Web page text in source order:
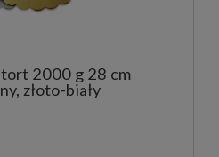
tort 2000 g 28 cm
złoto-biały